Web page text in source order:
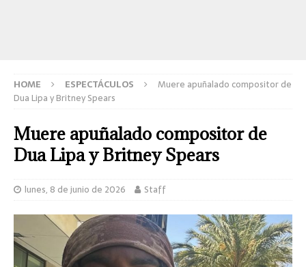
HOME ESPECTÁCULOS
Muere apuñalado compositor de
Dua Lipa y Britney Spears
Muere apuñalado compositor de
Dua Lipa y Britney Spears
lunes, 8 de junio de 2026 Staff